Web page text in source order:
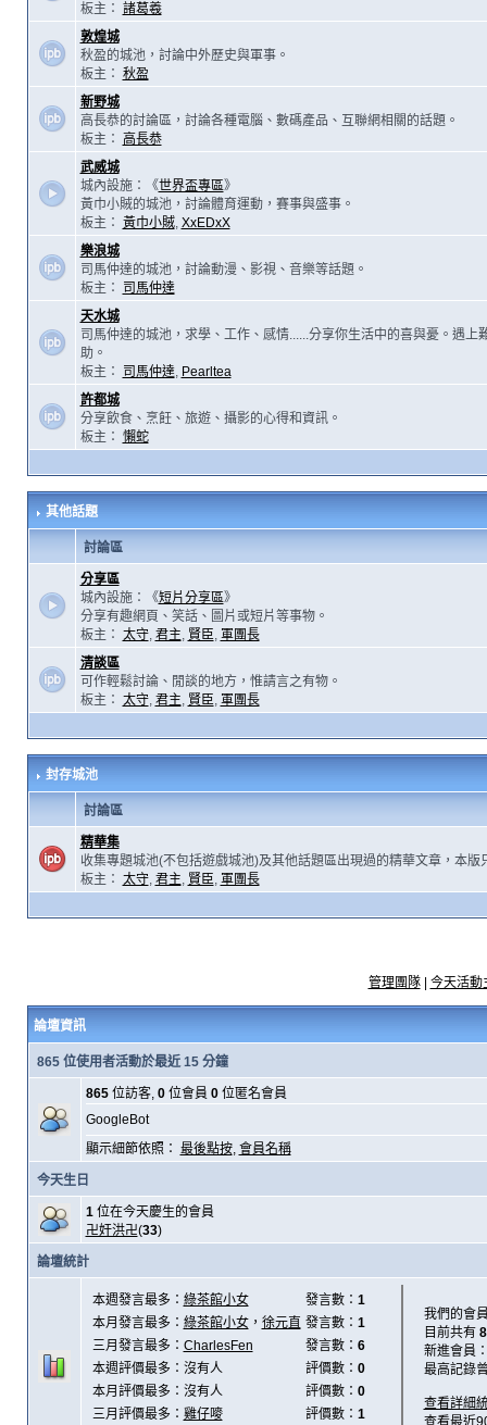
板主： 諸葛羲
敦煌城
秋盈的城池，討論中外歷史與軍事。
板主： 秋盈
新野城
高長恭的討論區，討論各種電腦、數碼產品、互聯網相關的話題。
板主：
高長恭
武威城
城內設施：《世界盃專區》
黃巾小賊的城池，討論體育運動，賽事與盛事。
板主： 黃巾小賊, XxEDxX
樂浪城
司馬仲達的城池，討論動漫、影視、音樂等話題。
板主：
司馬仲達
天水城
司馬仲達的城池，求學、工作、感情......分享你生活中的喜與憂。遇上
助。
板主：
司馬仲達, Pearltea
許都城
分享飲食、烹飪、旅遊、攝影的心得和資訊。
板主： 懶蛇
其他話題
討論區
分享區
城內設施：《短片分享區》
分享有趣網頁、笑話、圖片或短片等事物。
板主： 太守, 君主, 賢臣, 軍團長
清談區
可作輕鬆討論、閒談的地方，惟請言之有物。
板主： 太守, 君主, 賢臣, 軍團長
封存城池
討論區
精華集
收集專題城池(不包括遊戲城池)及其他話題區出現過的精華文章，本版
板主： 太守, 君主, 賢臣, 軍團長
管理團隊| 今天活動
論壇資訊
865 位使用者活動於最近 15 分鐘
865位訪客, 0位會員 0位匿名會員
GoogleBot
顯示細節依照： 最後點按, 會員名稱
今天生日
1位在今天慶生的會員
卍奸洪卍(33)
論壇統計
本週發言最多： 綠茶館小女 發言數： 1
本月發言最多： 綠茶館小女， 徐元直 發言數： 1
三月發言最多： CharlesFen 發言數： 6
本週評價最多：沒有人
評價數： 0
本月評價最多：沒有人
評價數： 0
三月評價最多： 雞仔嘜 評價數： 1
我們的會
目前共有
新進會員
最高記錄
查看詳細
查看最近